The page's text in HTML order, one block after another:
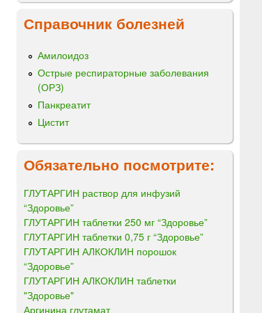
Справочник болезней
Амилоидоз
Острые респираторные заболевания
(ОРЗ)
Панкреатит
Цистит
Обязательно посмотрите:
ГЛУТАРГИН раствор для инфузий
“Здоровье”
ГЛУТАРГИН таблетки 250 мг “Здоровье”
ГЛУТАРГИН таблетки 0,75 г “Здоровье”
ГЛУТАРГИН АЛКОКЛИН порошок
“Здоровье”
ГЛУТАРГИН АЛКОКЛИН таблетки
"Здоровье"
Аргинина глутамат